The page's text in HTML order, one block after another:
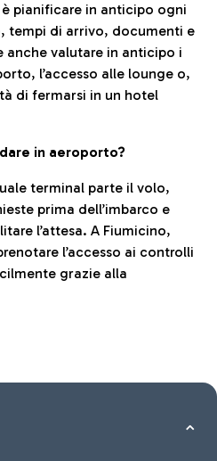
pianificare in anticipo ogni
tempi di arrivo, documenti e
anche valutare in anticipo i
l’accesso alle lounge o,
di fermarsi in un hotel
in aeroporto?
terminal parte il volo,
prima dell’imbarco e
l’attesa. A Fiumicino,
l’accesso ai controlli
grazie alla